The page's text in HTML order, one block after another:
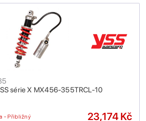
série X MX456-355TRCL-10
- Přibližný
23,174 Kč